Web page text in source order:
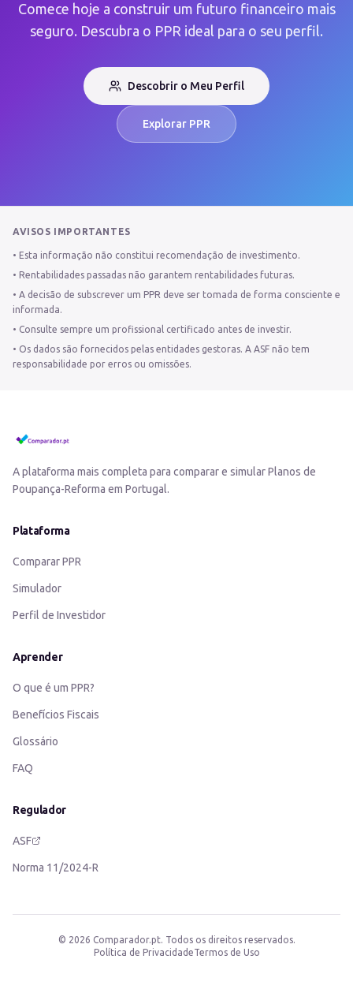
Comece hoje a construir um futuro financeiro mais
seguro. Descubra o PPR ideal para o seu perfil.
Descobrir o Meu Perfil
Explorar PPR
AVISOS IMPORTANTES
• Esta informação não constitui recomendação de investimento.
• Rentabilidades passadas não garantem rentabilidades futuras.
• A decisão de subscrever um PPR deve ser tomada de forma consciente e
informada.
• Consulte sempre um profissional certificado antes de investir.
• Os dados são fornecidos pelas entidades gestoras. A ASF não tem
responsabilidade por erros ou omissões.
A plataforma mais completa para comparar e simular Planos de
Poupança-Reforma em Portugal.
Plataforma
Comparar PPR
Simulador
Perfil de Investidor
Aprender
O que é um PPR?
Benefícios Fiscais
Glossário
FAQ
Regulador
ASF
Norma 11/2024-R
© 2026 Comparador.pt. Todos os direitos reservados.
Política de PrivacidadeTermos de Uso